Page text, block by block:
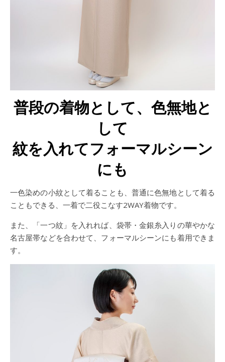
普段の着物として、色無地と
して
紋を入れてフォーマルシーン
にも
一色染めの小紋として着ることも、普通に色無地として着る
こともできる、一着で二役こなす2WAY着物です。
また、「一つ紋」を入れれば、袋帯・金銀糸入りの華やかな
名古屋帯などを合わせて、フォーマルシーンにも着用できま
す。